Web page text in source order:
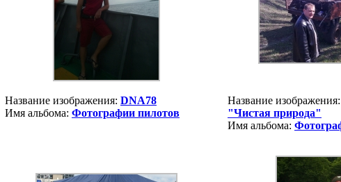
Название изображения: DNA78
Имя альбома: Фотографии пилотов
Название изображения:
"Чистая природа"
Имя альбома: